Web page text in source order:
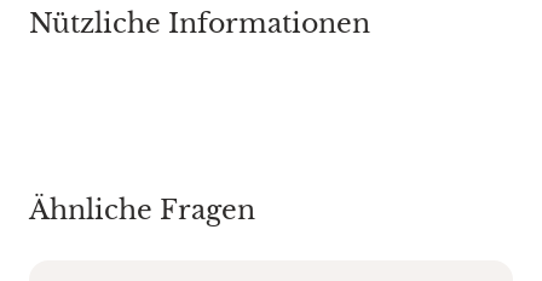
Nützliche Informationen
Ähnliche Fragen